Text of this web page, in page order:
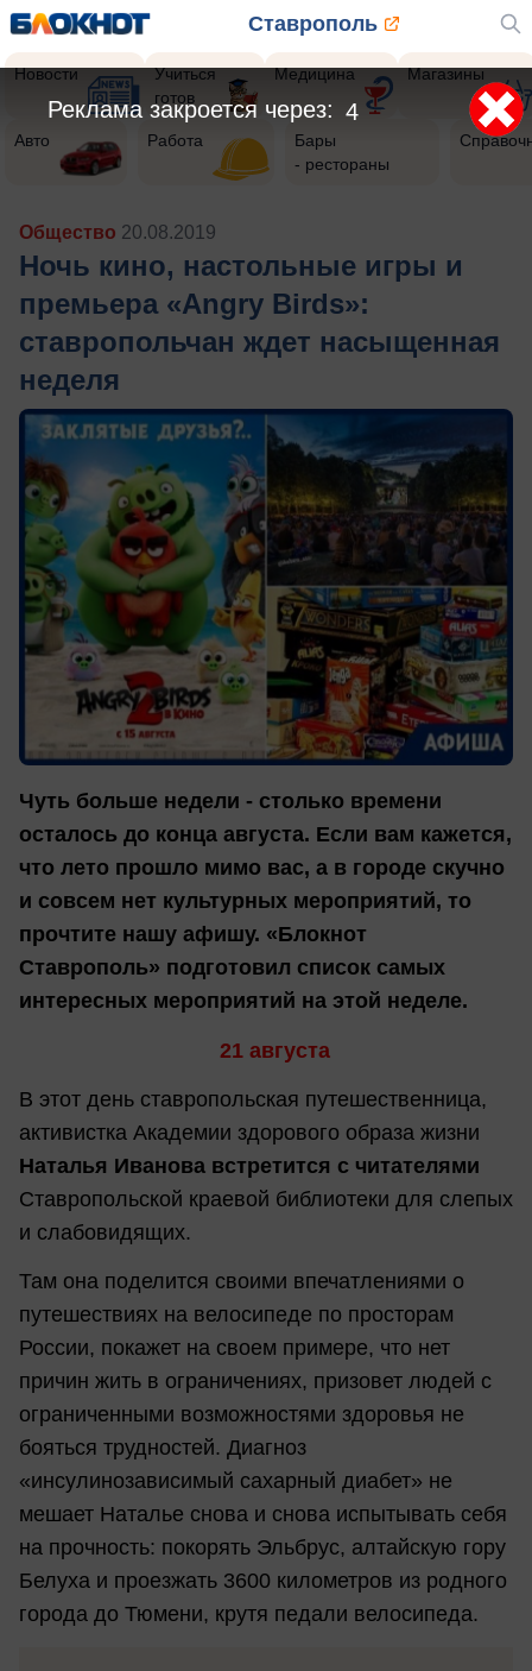
Ставрополь
Новости
Учиться
готов
Медицина Магазины
Авто Работа
Бары
- рестораны
Общество 20.08.2019
Ночь кино, настольные игры и
премьера «Angry Birds»:
ставропольчан ждет насыщенная
неделя
Чуть больше недели - столько времени
осталось до конца августа. Если вам кажется,
что лето прошло мимо вас, а в городе скучно
и совсем нет культурных мероприятий, то
прочтите нашу афишу. «Блокнот
Ставрополь» подготовил список самых
интересных мероприятий на этой неделе.
21 августа
В этот день ставропольская путешественница,
активистка Академии здорового образа жизни
Наталья Иванова встретится с читателями
Ставропольской краевой библиотеки для слепых
и слабовидящих.
Там она поделится своими впечатлениями о
путешествиях на велосипеде по просторам
России, покажет на своем примере, что нет
причин жить в ограничениях, призовет людей с
ограниченными возможностями здоровья не
бояться трудностей. Диагноз
«инсулинозависимый сахарный диабет» не
мешает Наталье снова и снова испытывать себя
на прочность: покорять Эльбрус, алтайскую гору
Белуха и проезжать 3600 километров из родного
города до Тюмени, крутя педали велосипеда.
2
Реклама закроется через: